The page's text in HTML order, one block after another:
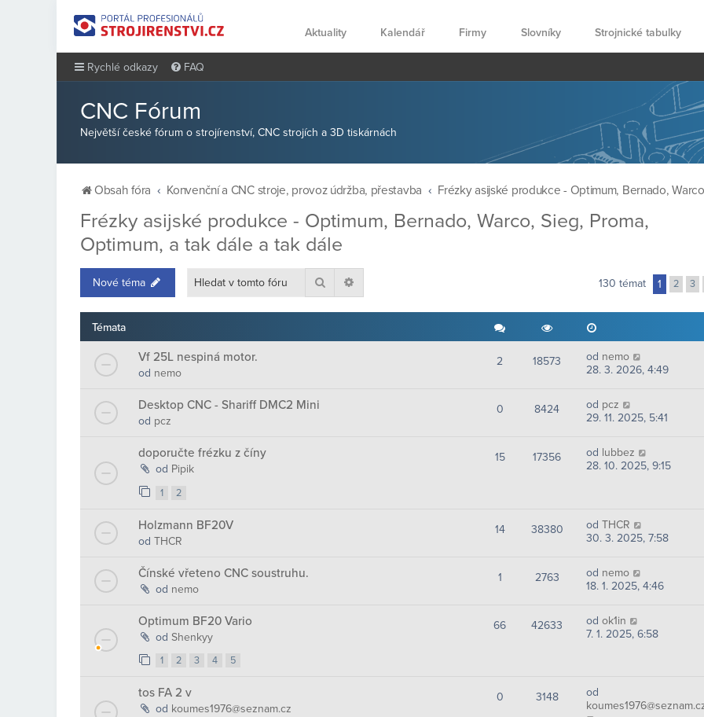
Aktuality Kalendář Firmy Slovníky Strojnické tabulky
Rychlé odkazy FAQ
CNC Fórum
Největší české fórum o strojírenství, CNC strojích a 3D tiskárnách
Obsah fóra Konvenční a CNC stroje, provoz údržba, přestavba Frézky asijské produkce - Optimum, Bernado,
Frézky asijské produkce - Optimum, Bernado, Warco, Sieg, Proma,
Optimum, a tak dále a tak dále
Nové téma Hledat 130 témat 1 2 3
Témata
Vf 25L nespiná motor.
od nemo
2 18573 od nemo
28. 3. 2026, 4:49
Desktop CNC - Shariff DMC2 Mini
od pcz
0 8424 od pcz
29. 11. 2025, 5:41
doporučte frézku z číny
od Pipik
1 2
15 17356 od lubbez
28. 10. 2025, 9:15
Holzmann BF20V
od THCR
14 38380 od THCR
30. 3. 2025, 7:58
Čínské vřeteno CNC soustruhu.
od nemo
1 2763 od nemo
18. 1. 2025, 4:46
Optimum BF20 Vario
od Shenkyy
1 2 3 4 5
66 42633 od ok1in
7. 1. 2025, 6:58
tos FA 2 v
od koumes1976@seznam.cz
0 3148
od